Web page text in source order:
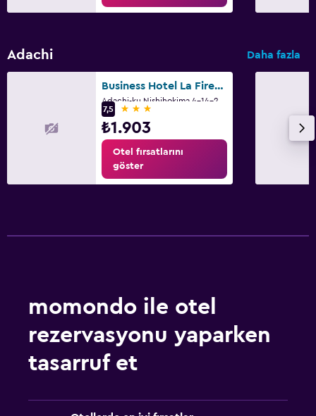
Adachi Daha fazla
Business Hotel La Firenze
7,5
3 yıldız
₺1.903
Otel fırsatlarını
göster
momondo ile otel
rezervasyonu yaparken
tasarruf et